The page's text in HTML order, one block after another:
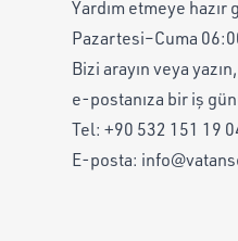
Yardım etmeye hazır
Pazartesi–Cuma
Bizi arayın veya yazın,
e-postanıza bir iş
Tel: +90 532 151 19
E-posta: